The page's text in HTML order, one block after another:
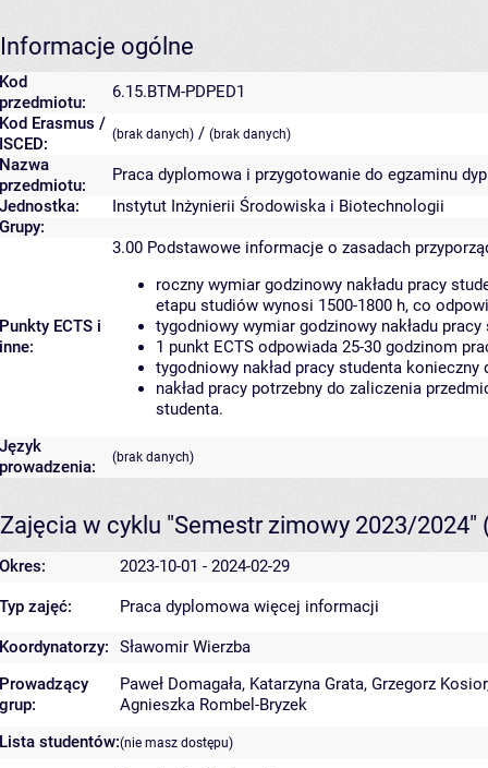
Informacje ogólne
Kod
przedmiotu:
6.15.BTM-PDPED1
Kod Erasmus /
ISCED:
(brak danych) / (brak danych)
Nazwa
przedmiotu:
Praca dyplomowa i przygotowanie do egzaminu
Jednostka:
Instytut Inżynierii Środowiska i Biotechnologii
Grupy:
Punkty ECTS i
inne:
3.00 Podstawowe informacje o zasadach
roczny wymiar godzinowy nakładu pracy
etapu studiów wynosi 1500-1800 h, co
tygodniowy wymiar godzinowy nakładu
1 punkt ECTS odpowiada 25-30 godzinom
tygodniowy nakład pracy studenta
nakład pracy potrzebny do zaliczenia
studenta.
Język
prowadzenia:
(brak danych)
Zajęcia w cyklu "Semestr zimowy 2023/2024"
Okres: 2023-10-01 - 2024-02-29
Typ zajęć: Praca dyplomowa więcej informacji
Koordynatorzy:
Sławomir Wierzba
Prowadzący
grup:
Paweł Domagała, Katarzyna Grata, Grzegorz Kosior
Agnieszka Rombel-Bryzek
Lista studentów:(nie masz dostępu)